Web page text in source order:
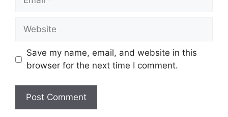
Website
Save my name, email, and website in this
browser for the next time I comment.